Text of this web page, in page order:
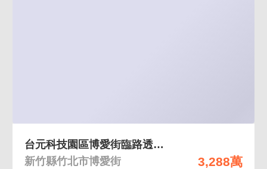
3,288萬
台元科技園區博愛街臨路透天住店
新竹縣竹北市博愛街